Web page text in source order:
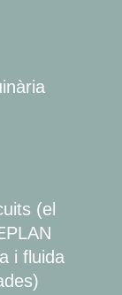
(el
i fluida